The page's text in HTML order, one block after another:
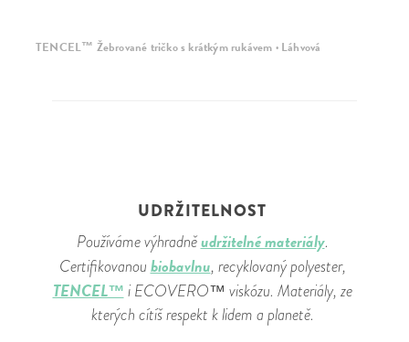
TENCEL™ Žebrované tričko s krátkým rukávem · Láhvová
UDRŽITELNOST
Používáme výhradněudržitelné materiály.
Certifikovanou biobavlnu, recyklovaný polyester,
TENCEL™ i ECOVERO™ viskózu. Materiály, ze
kterých cítíš respekt k lidem a planetě.